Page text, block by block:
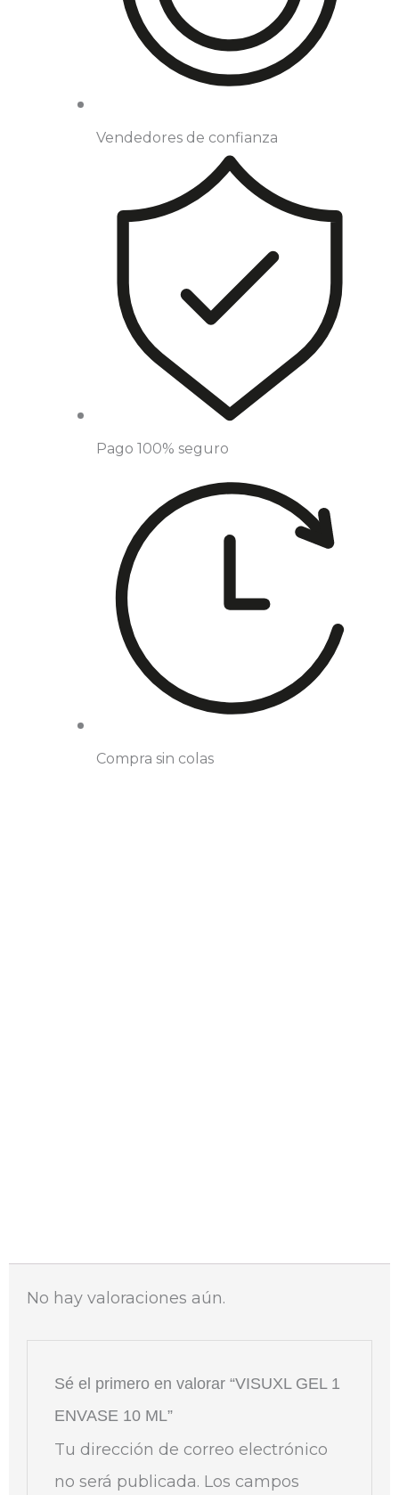
Vendedores de confianza
Pago 100% seguro
Compra sin colas
No hay valoraciones aún.
Sé el primero en valorar “VISUXL GEL 1
ENVASE 10 ML”
Tu dirección de correo electrónico
no será publicada. Los campos